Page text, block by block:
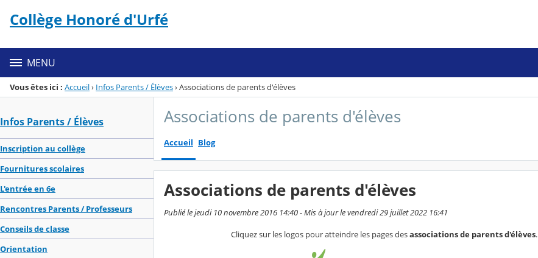
Menu de la rubrique
Contenu
Collège Honoré d'Urfé
MENU
Vous êtes ici : Accueil› Infos Parents / Élèves›Associations de parents d'élèves
Infos Parents / Élèves
Inscription au collège
Fournitures scolaires
L'entrée en 6e
Rencontres Parents / Professeurs
Conseils de classe
Orientation
Associations de parents d'élèves
Accueil Blog
Associations de parents d'élèves
Publié le jeudi 10 novembre 2016 14:40 - Mis à jour le vendredi 29 juillet 2022 16:41
Cliquez sur les logos pour atteindre les pages desassociations de parents d'élèves.